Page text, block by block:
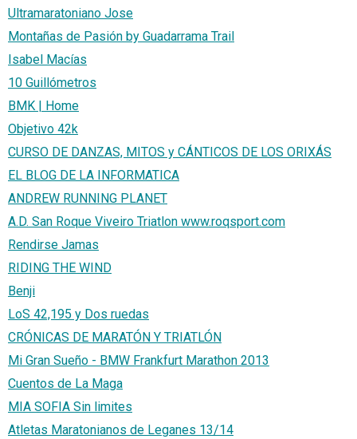
Ultramaratoniano Jose
Montañas de Pasión by Guadarrama Trail
Isabel Macías
10 Guillómetros
BMK | Home
Objetivo 42k
CURSO DE DANZAS, MITOS y CÁNTICOS DE LOS ORIXÁS
EL BLOG DE LA INFORMATICA
ANDREW RUNNING PLANET
A.D. San Roque Viveiro Triatlon www.roqsport.com
Rendirse Jamas
RIDING THE WIND
Benji
LoS 42,195 y Dos ruedas
CRÓNICAS DE MARATÓN Y TRIATLÓN
Mi Gran Sueño - BMW Frankfurt Marathon 2013
Cuentos de La Maga
MIA SOFIA Sin limites
Atletas Maratonianos de Leganes 13/14